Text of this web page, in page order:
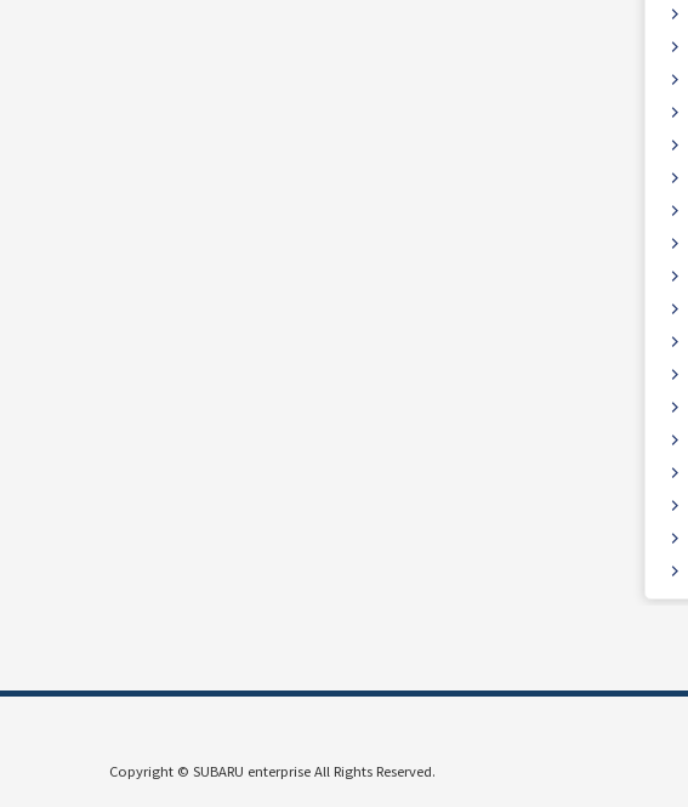
Copyright © SUBARU enterprise All Rights Reserved.